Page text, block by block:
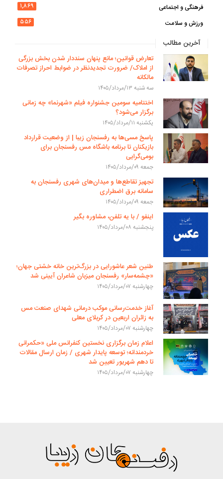
فرهنگی و اجتماعی
۱,۸۶۹
ورزش و سلامت
۵۵۶
آخرین مطالب
تعارض قوانین؛ مانع پنهان سنددار شدن بخش بزرگی
از املاک/ ضرورت تجدیدنظر در ضوابط احراز تصرفات
مالکانه
سه شنبه ۱۳/مرداد/۱۴۰۵
اختتامیه سومین جشنواره فیلم «شهرنما» چه زمانی
برگزار می‌شود؟
یکشنبه ۱۱/مرداد/۱۴۰۵
پاسخ مسی‌ها به رفسنجان زیبا | از وضعیت قرارداد
بازیکنان تا برنامه باشگاه مس رفسنجان برای
بومی‌گرایی
جمعه ۰۹/مرداد/۱۴۰۵
تجهیز تقاطع‌ها و میدان‌های شهری رفسنجان به
سامانه برق اضطراری
جمعه ۰۹/مرداد/۱۴۰۵
اینفو / با یه تلفن، مشاوره بگیر
پنجشنبه ۰۸/مرداد/۱۴۰۵
طنین شعر عاشورایی در بزرگ‌ترین خانه خشتی جهان؛
«چشمه‌سار» رفسنجان میزبان شاعران آیینی شد
چهارشنبه ۰۷/مرداد/۱۴۰۵
آغاز خدمت‌رسانی موکب درمانی شهدای صنعت مس
به زائران اربعین در کربلای معلی
چهارشنبه ۰۷/مرداد/۱۴۰۵
اعلام زمان برگزاری نخستین کنفرانس ملی «حکمرانی
خردمندانه؛ توسعه پایدار شهری / زمان ارسال مقالات
تا دهم شهریور تعیین شد
چهارشنبه ۰۷/مرداد/۱۴۰۵